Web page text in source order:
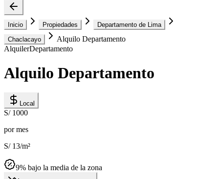
Inicio Propiedades
Departamento de Lima
Chaclacayo
Alquilo Departamento
AlquilerDepartamento
Alquilo Departamento
Local
S/ 1000
por mes
S/ 13/m²
9% bajo la media de la zona